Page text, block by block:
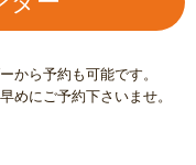
から予約も可能です。
めにご予約下さいませ。